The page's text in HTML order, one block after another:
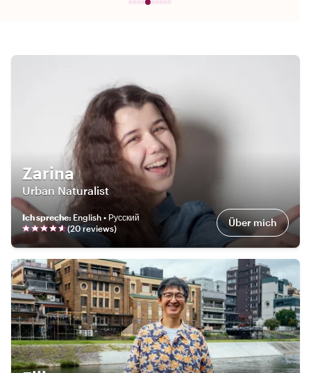
Zarina
Urban Naturalist
Ich spreche: English • Русский
(20reviews) Über mich